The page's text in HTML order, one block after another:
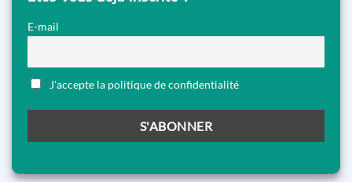
E-mail
J'accepte la politique de confidentialité